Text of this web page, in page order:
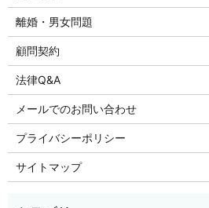
離婚・男女問題
顧問契約
法律Q&A
メールでのお問い合わせ
プライバシーポリシー
サイトマップ